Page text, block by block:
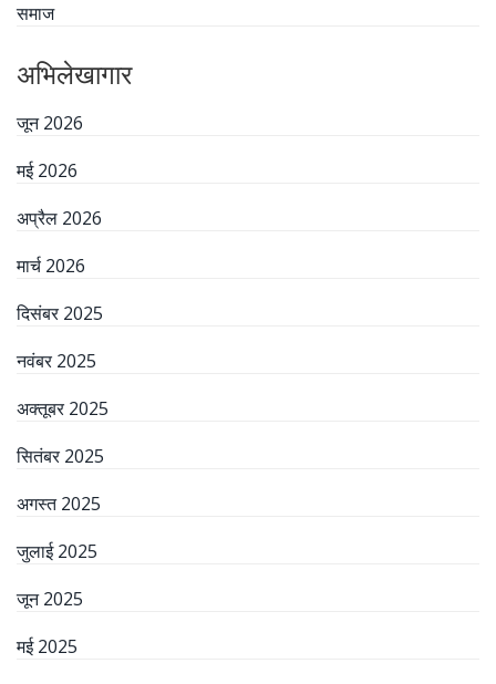
समाज
अभिलेखागार
जून 2026
मई 2026
अप्रैल 2026
मार्च 2026
दिसंबर 2025
नवंबर 2025
अक्तूबर 2025
सितंबर 2025
अगस्त 2025
जुलाई 2025
जून 2025
मई 2025